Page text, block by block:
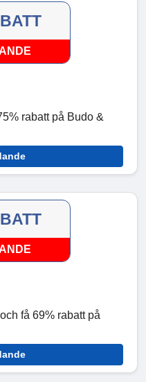
rabatt på Budo &
få 69% rabatt på